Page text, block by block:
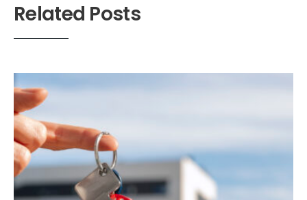
Related Posts